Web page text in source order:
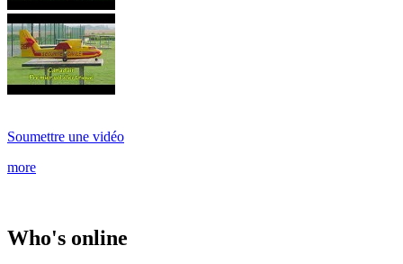
Soumettre une vidéo
more
Who's online